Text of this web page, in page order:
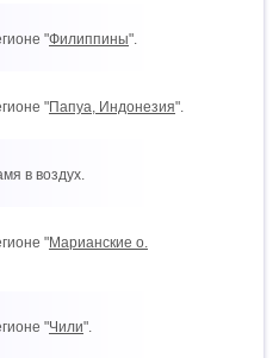
"Филиппины".
"Папуа, Индонезия".
в воздух.
"Марианские о.
"Чили".